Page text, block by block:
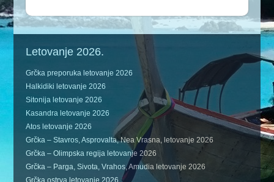
Letovanje 2026.
Grčka preporuka letovanje 2026
Halkidiki letovanje 2026
Sitonija letovanje 2026
Kasandra letovanje 2026
Atos letovanje 2026
Grčka – Stavros, Asprovalta, Nea Vrasna, letovanje 2026
Grčka – Olimpska regija letovanje 2026
Grčka – Parga, Sivota, Vrahos, Amudia letovanje 2026